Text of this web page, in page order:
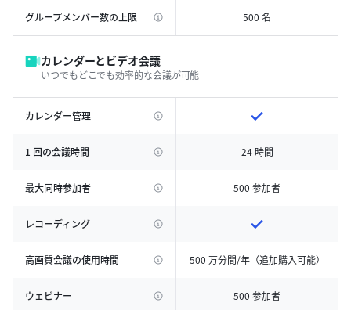
グループメンバー数の上限 500 名
カレンダーとビデオ会議
いつでもどこでも効率的な会議が可能
カレンダー管理
1 回の会議時間 24 時間
最大同時参加者 500 参加者
レコーディング
高画質会議の使用時間 500 万分間/年（追加購入可能）
ウェビナー 500 参加者